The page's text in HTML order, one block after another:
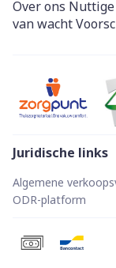
Over ons
van wacht
Juridische links
Algemene
ODR-platform